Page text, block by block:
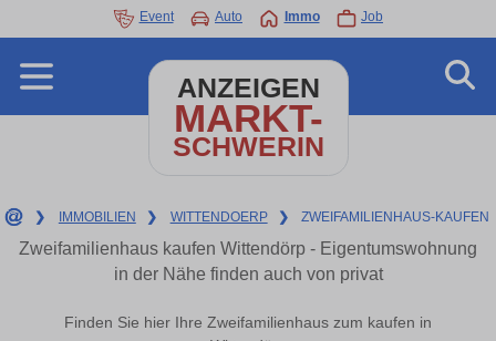
Event Auto Immo Job
ANZEIGEN
MARKT-
SCHWERIN
❯ IMMOBILIEN ❯ WITTENDOERP ❯ ZWEIFAMILIENHAUS-KAUFEN
Zweifamilienhaus kaufen Wittendörp - Eigentumswohnung
in der Nähe finden auch von privat
Finden Sie hier Ihre Zweifamilienhaus zum kaufen in